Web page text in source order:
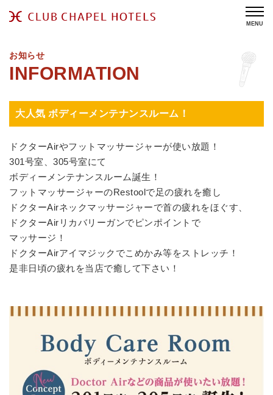
MENU
お知らせ
大人気 ボディーメンテナンスルーム！
ドクターAirやフットマッサージャーが使い放題！
301号室、305号室にて
ボディーメンテナンスルーム誕生！
フットマッサージャーのRestoolで足の疲れを癒し
ドクターAirネックマッサージャーで首の疲れをほぐす、
ドクターAirリカバリーガンでピンポイントで
マッサージ！
ドクターAirアイマジックでこめかみ等をストレッチ！
是非日頃の疲れを当店で癒して下さい！